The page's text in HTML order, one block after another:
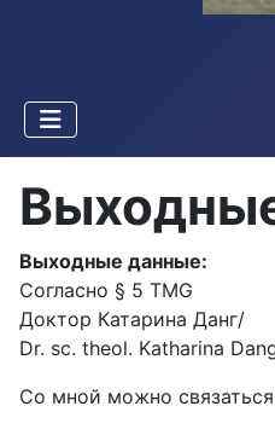
Выходные данные:
Согласно § 5 TMG
Доктор Катарина Данг/
Dr. sc. theol. Katharina
Со мной можно связаться